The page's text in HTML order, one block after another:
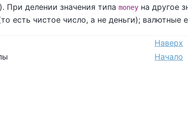
При делении значения типа money на другое
есть чистое число, а не деньги);
Наверх
Начало